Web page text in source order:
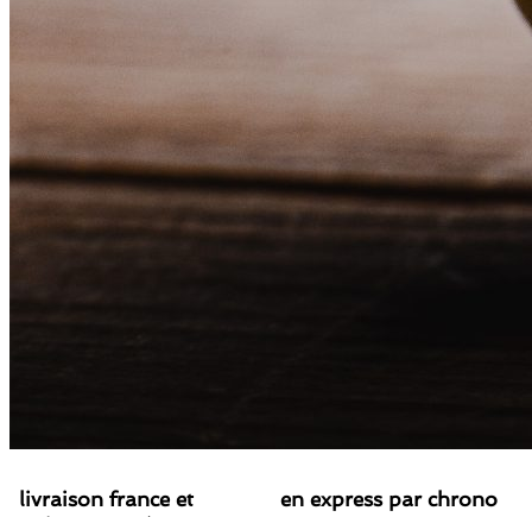
livraison france et
en express par chrono